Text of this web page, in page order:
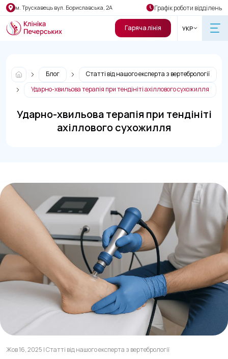
м. Трускавець вул. Бориславська, 2А Графік роботи відділень
Гаряча лінія УКР
Блог
Статті від нашого експерта з вертебрології
Ударно-хвильова терапія при тендініті ахіллового сухожилля
Ударно-хвильова терапія при тендініті
ахіллового сухожилля
Жов 16, 2025 | Статті від нашого експерта з вертебрології